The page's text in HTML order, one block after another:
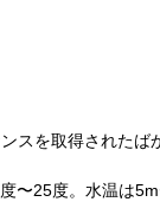
スを取得された
〜25度。水温は5m